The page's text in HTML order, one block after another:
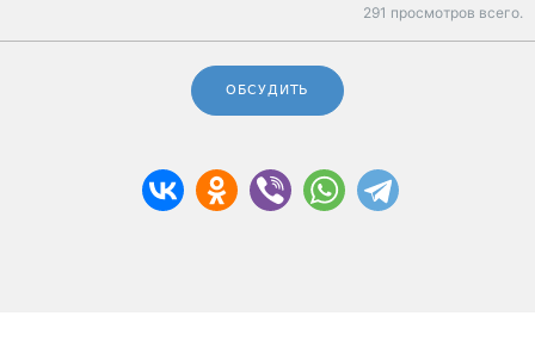
291 просмотров всего.
ОБСУДИТЬ